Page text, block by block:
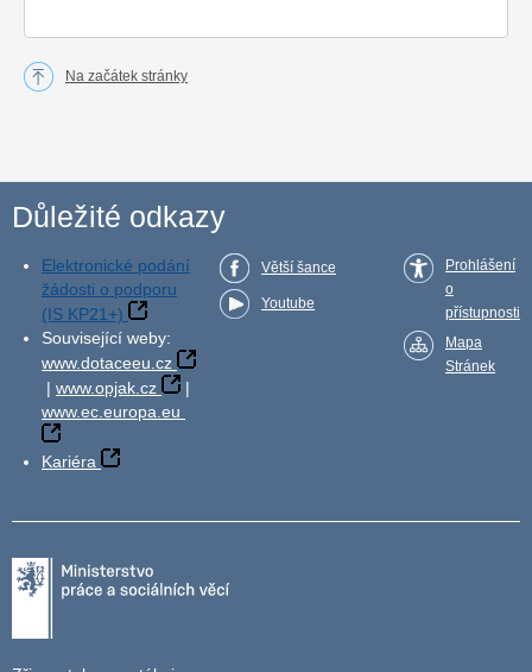
Na začátek stránky
Důležité odkazy
Elektronické podání
žádosti o podporu
(IS KP21+)
Související weby:
www.dotaceeu.cz
| www.opjak.cz
|
www.ec.europa.eu
Kariéra
Větší šance
Youtube
Prohlášení
o
přístupnosti
Mapa
Stránek